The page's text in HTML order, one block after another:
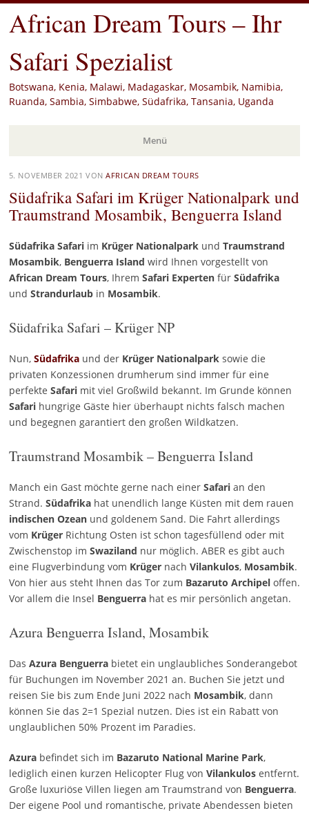
African Dream Tours – Ihr
Safari Spezialist
Botswana, Kenia, Malawi, Madagaskar, Mosambik, Namibia,
Ruanda, Sambia, Simbabwe, Südafrika, Tansania, Uganda
Menü
Zum
Inhalt
springen
5. NOVEMBER 2021 VONAFRICAN DREAM TOURS
Südafrika Safari im Krüger Nationalpark und
Traumstrand Mosambik, Benguerra Island
Südafrika Safari im Krüger Nationalparkund Traumstrand
Mosambik, Benguerra Island wird Ihnen vorgestellt von
African Dream Tours, Ihrem Safari Expertenfür Südafrika
und Strandurlaubin Mosambik.
Südafrika Safari – Krüger NP
Nun, Südafrikaund der Krüger Nationalpark sowie die
privaten Konzessionen drumherum sind immer für eine
perfekte Safarimit viel Großwild bekannt. Im Grunde können
Safarihungrige Gäste hier überhaupt nichts falsch machen
und begegnen garantiert den großen Wildkatzen.
Traumstrand Mosambik – Benguerra Island
Manch ein Gast möchte gerne nach einer Safarian den
Strand. Südafrikahat unendlich lange Küsten mit dem rauen
indischen Ozean und goldenem Sand. Die Fahrt allerdings
vom KrügerRichtung Osten ist schon tagesfüllend oder mit
Zwischenstop im Swaziland nur möglich. ABER es gibt auch
eine Flugverbindung vom Krügernach Vilankulos, Mosambik.
Von hier aus steht Ihnen das Tor zum Bazaruto Archipeloffen.
Vor allem die Insel Benguerrahat es mir persönlich angetan.
Azura Benguerra Island, Mosambik
Das Azura Benguerrabietet ein unglaubliches Sonderangebot
für Buchungen im November 2021 an. Buchen Sie jetzt und
reisen Sie bis zum Ende Juni 2022 nach Mosambik, dann
können Sie das 2=1 Spezial nutzen. Dies ist ein Rabatt von
unglaublichen 50% Prozent im Paradies.
Azurabefindet sich im Bazaruto National Marine Park,
lediglich einen kurzen Helicopter Flug von Vilankulosentfernt.
Große luxuriöse Villen liegen am Traumstrand von Benguerra.
Der eigene Pool und romantische, private Abendessen bieten